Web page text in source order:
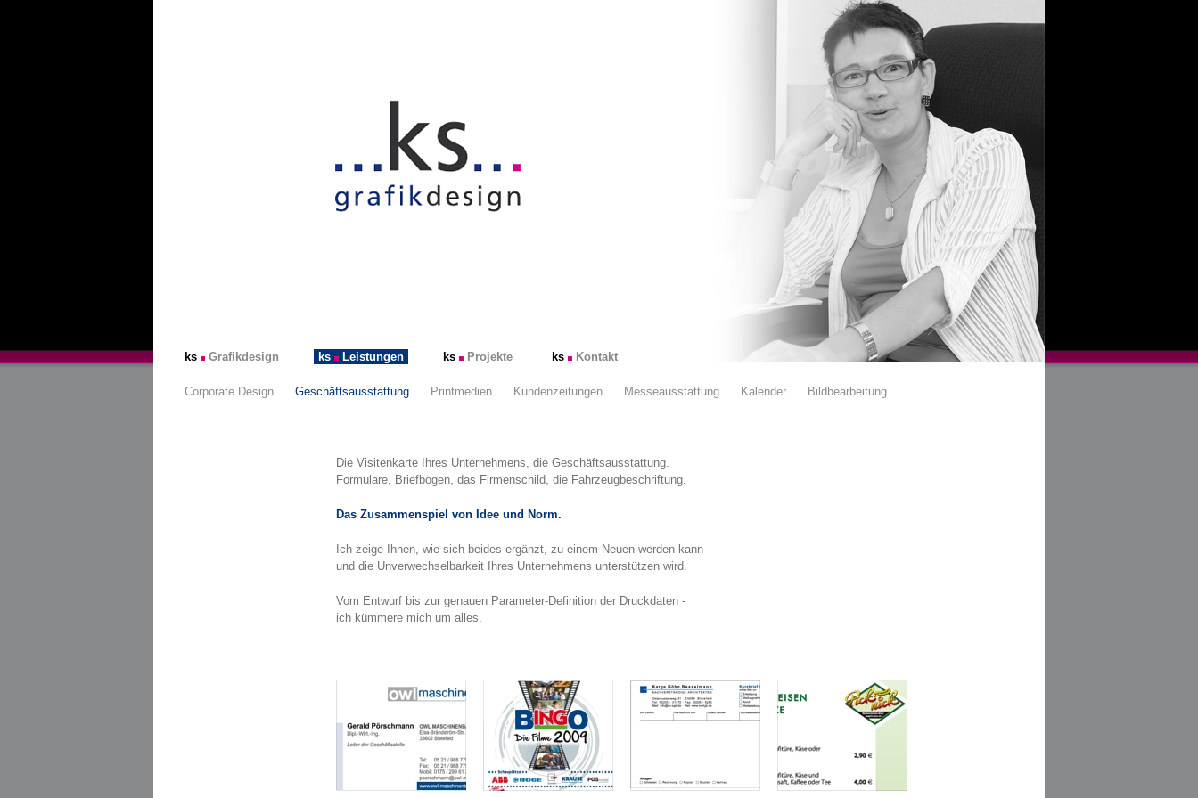
ks Grafikdesign ks Leistungen ks Projekte ks Kontakt
Corporate Design Geschäftsausstattung Printmedien Kundenzeitungen Messeausstattung Kalender Bildbearbeitung
Die Visitenkarte Ihres Unternehmens, die Geschäftsausstattung.
Formulare, Briefbögen, das Firmenschild, die Fahrzeugbeschriftung.
Das Zusammenspiel von Idee und Norm.
Ich zeige Ihnen, wie sich beides ergänzt, zu einem Neuen werden kann
und die Unverwechselbarkeit Ihres Unternehmens unterstützen wird.
Vom Entwurf bis zur genauen Parameter-Definition der Druckdaten ‑
ich kümmere mich um alles.